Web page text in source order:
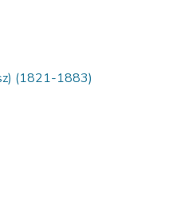
(1821-1883)